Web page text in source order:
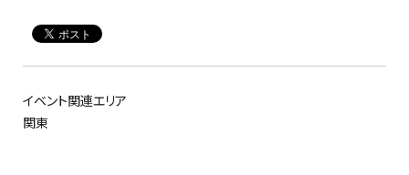
イベント関連エリア
関東